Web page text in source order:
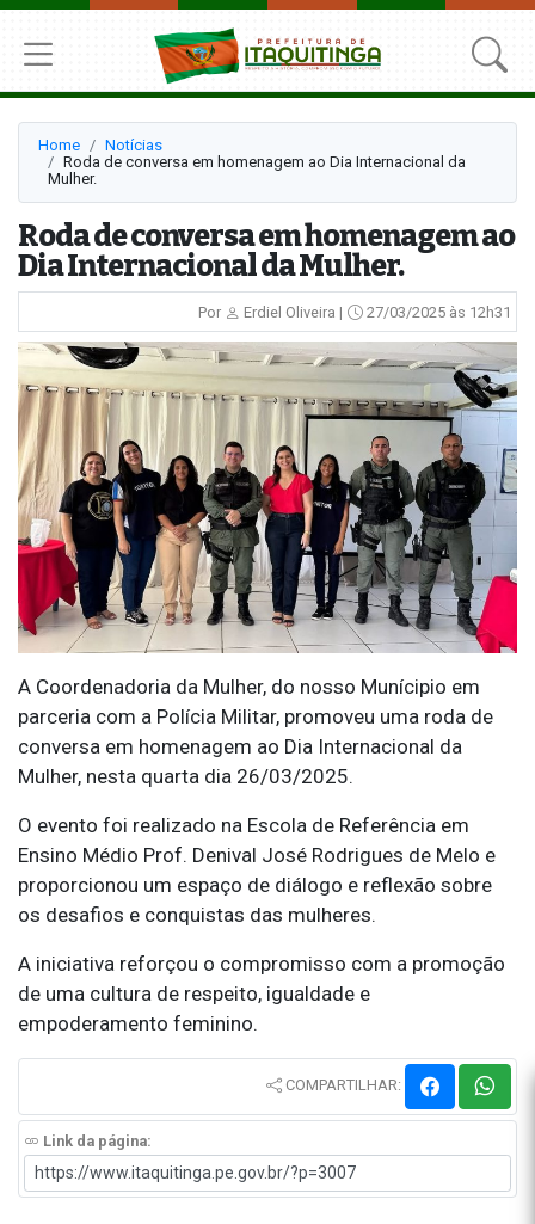
Home
Notícias
Roda de conversa em homenagem ao Dia Internacional da
Mulher.
Roda de conversa em homenagem ao
Dia Internacional da Mulher.
Por Erdiel Oliveira | 27/03/2025 às 12h31
A Coordenadoria da Mulher, do nosso Munícipio em
parceria com a Polícia Militar, promoveu uma roda de
conversa em homenagem ao Dia Internacional da
Mulher, nesta quarta dia 26/03/2025.
O evento foi realizado na Escola de Referência em
Ensino Médio Prof. Denival José Rodrigues de Melo e
proporcionou um espaço de diálogo e reflexão sobre
os desafios e conquistas das mulheres.
A iniciativa reforçou o compromisso com a promoção
de uma cultura de respeito, igualdade e
empoderamento feminino.
COMPARTILHAR:
Link da página: